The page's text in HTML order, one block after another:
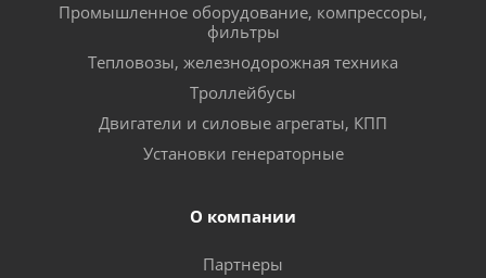
Промышленное оборудование, компрессоры,
фильтры
Тепловозы, железнодорожная техника
Троллейбусы
Двигатели и силовые агрегаты, КПП
Установки генераторные
О компании
Партнеры